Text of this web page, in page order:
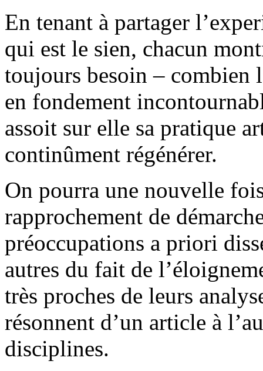
En tenant à partager
qui est le sien, chacun
toujours besoin – combien
en fondement
assoit sur elle sa pratique
continûment régénérer.
On pourra une nouvelle
rapprochement de
préoccupations a priori
autres du fait de
très proches de leurs
résonnent d’un article à
disciplines.